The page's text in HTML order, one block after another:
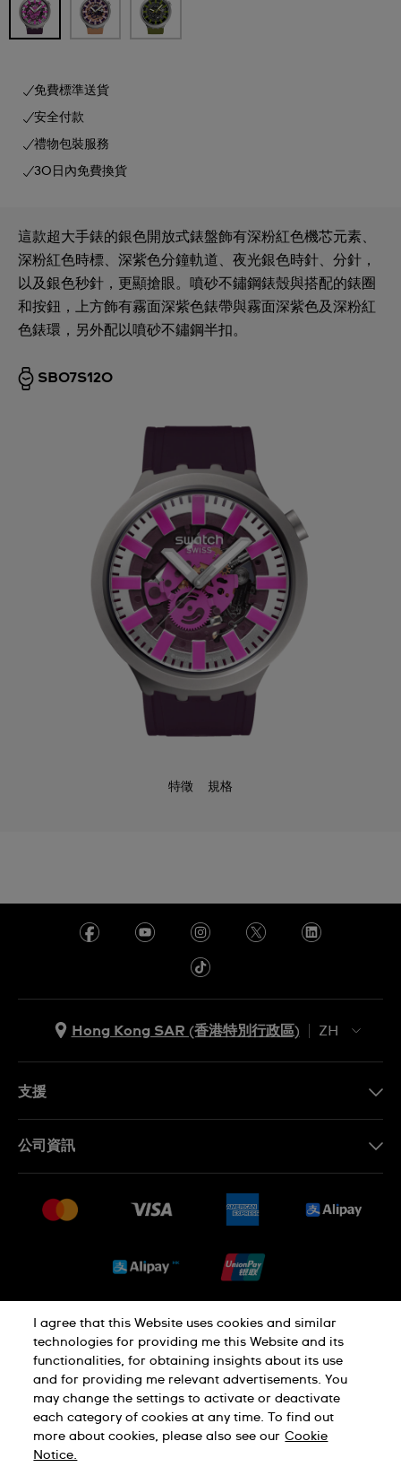
免費標準送貨
安全付款
禮物包裝服務
30日內免費換貨
這款超大手錶的銀色開放式錶盤飾有深粉紅色機芯元素、
深粉紅色時標、深紫色分鐘軌道、夜光銀色時針、分針，
以及銀色秒針，更顯搶眼。噴砂不鏽鋼錶殼與搭配的錶圈
和按鈕，上方飾有霧面深紫色錶帶與霧面深紫色及深粉紅
色錶環，另外配以噴砂不鏽鋼半扣。
SB07S120
特徵 規格
Hong Kong SAR (香港特別行政區)
ZH
支援
銷售條款
公司資訊
就業機會
使用條款
I agree that this Website uses cookies and similar
technologies for providing me this Website and its
functionalities, for obtaining insights about its use
and for providing me relevant advertisements. You
may change the settings to activate or deactivate
each category of cookies at any time. To find out
more about cookies, please also see our Cookie
Notice.